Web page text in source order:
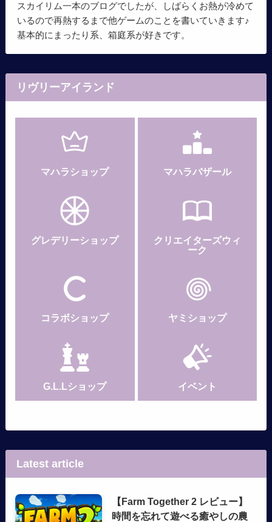
スカイリム一本のブログでしたが、しばらくお熱が冷めて
いるので再熱するまで他ゲームのことを書いていきます♪
基本的にまったり系、箱庭系が好きです。
リヴリーアイランド
マハラショップ マハラバザール
グレデリーショップ
クリエイターズウィ
ーク
コラボショップ ヤミショップ
G.L.Lショップ イベント
Latest article
【Farm Together 2 レビュー】
時間を忘れて遊べる癒やしの農